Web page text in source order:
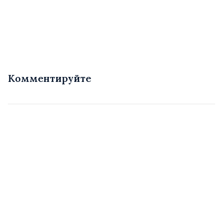
Комментируйте